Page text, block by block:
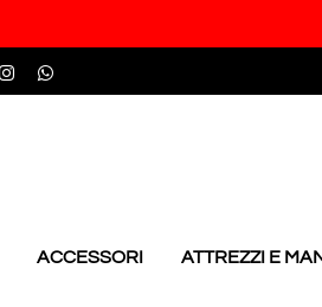
ACCESSORI ATTREZZI E